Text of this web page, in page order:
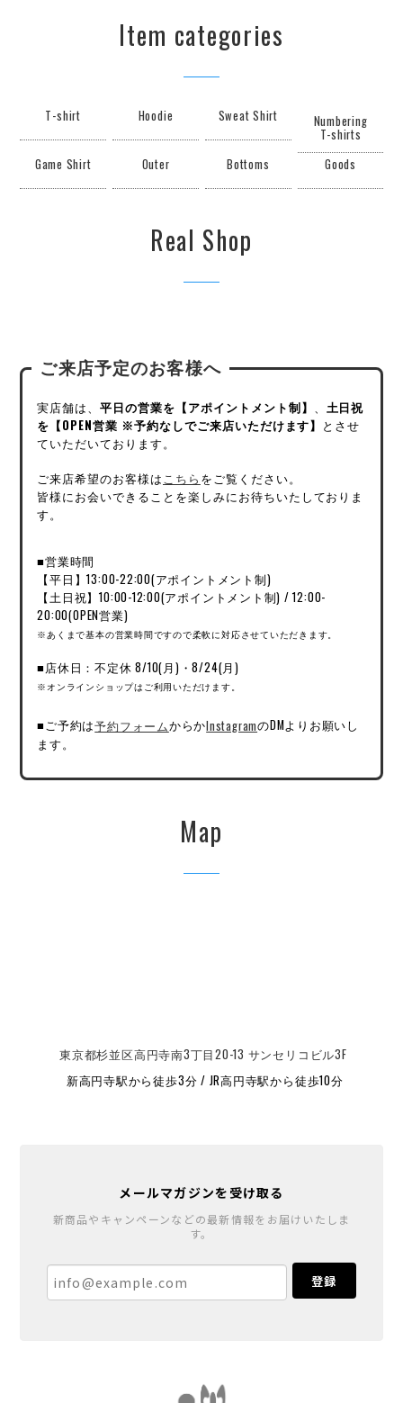
Item categories
T-shirt Hoodie Sweat Shirt Numbering
T-shirts
Game Shirt
Outer Bottoms Goods
Real Shop
ご来店予定のお客様へ
実店舗は、平日の営業を【アポイントメント制】 、 土日祝
を【OPEN営業 ※予約なしでご来店いただけます】 とさせ
ていただいております。
ご来店希望のお客様はこちら をご覧ください。
皆様にお会いできることを楽しみにお待ちいたしておりま
す。
■営業時間
【平日】13:00-22:00(アポイントメント制)
【土日祝】10:00-12:00(アポイントメント制) / 12:00-
20:00(OPEN営業)
※あくまで基本の営業時間ですので柔軟に対応させていただきます。
■店休日：不定休 8/10(月)・8/24(月)
※オンラインショップはご利用いただけます。
■ご予約は予約フォームからかInstagramのDMよりお願いし
ます。
Map
東京都杉並区高円寺南3丁目20-13 サンセリコビル3F
新高円寺駅から徒歩3分 / JR高円寺駅から徒歩10分
メールマガジンを受け取る
新商品やキャンペーンなどの最新情報をお届けいたしま
す。
登録